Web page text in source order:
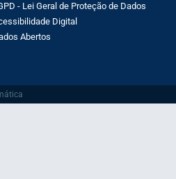
- Lei Geral de Proteção de Dados
Digital
Abertos